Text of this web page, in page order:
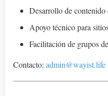
Desarrollo de contenido
Apoyo técnico para
Facilitación de grupos
Contacto: admin@wayist.life